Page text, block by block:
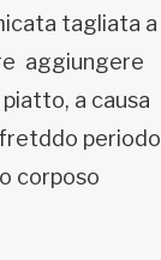
tagliata a
aggiungere
a causa
periodo
corposo